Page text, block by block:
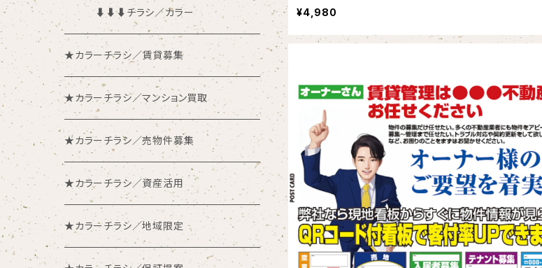
¥4,980
⬇︎⬇︎⬇︎チラシ／カラー
★カラーチラシ／賃貸募集
★カラーチラシ／マンション買取
★カラーチラシ／売物件募集
★カラーチラシ／資産活用
★カラーチラシ／地域限定